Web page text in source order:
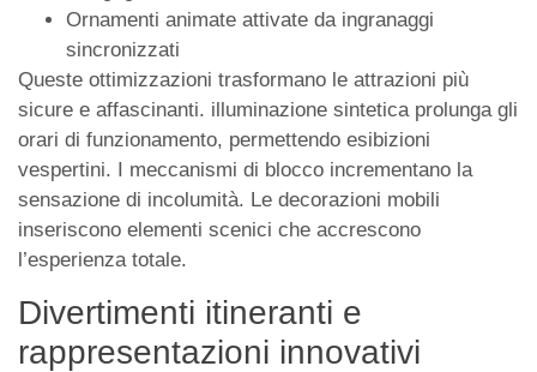
Ornamenti animate attivate da ingranaggi
sincronizzati
Queste ottimizzazioni trasformano le attrazioni più
sicure e affascinanti. illuminazione sintetica prolunga gli
orari di funzionamento, permettendo esibizioni
vespertini. I meccanismi di blocco incrementano la
sensazione di incolumità. Le decorazioni mobili
inseriscono elementi scenici che accrescono
l’esperienza totale.
Divertimenti itineranti e
rappresentazioni innovativi